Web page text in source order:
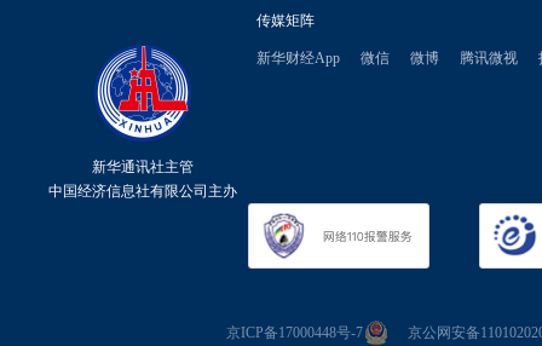
新华通讯社主管
中国经济信息社有限公司主办
传媒矩阵
新华财经App 微信 微博 腾讯微视
京ICP备17000448号-7 京公网安备